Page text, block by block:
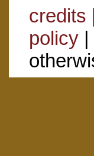
credits
policy|